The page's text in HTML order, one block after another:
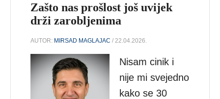
Zašto nas prošlost još uvijek
drži zarobljenima
AUTOR: MIRSAD MAGLAJAC / 22.04.2026.
Nisam cinik i
nije mi svejedno
kako se 30